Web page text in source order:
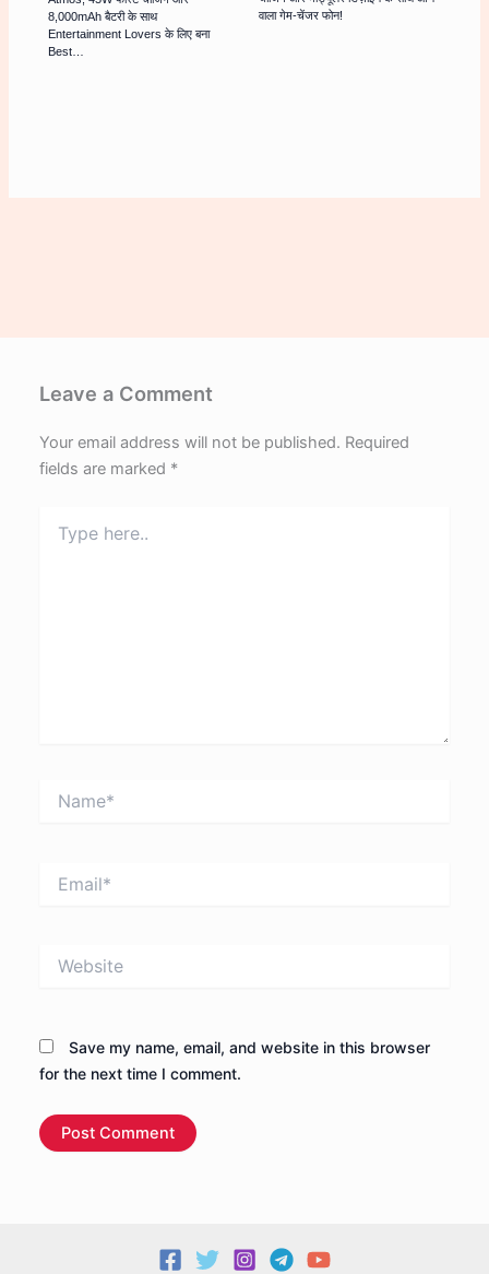
8,000mAh बैटरी के साथ
Entertainment Lovers के लिए बना
Best…
वाला गेम-चेंजर फोन!
Leave a Comment
Your email address will not be published. Required
fields are marked *
here..
Save my name, email, and website in this browser
for the next time I comment.